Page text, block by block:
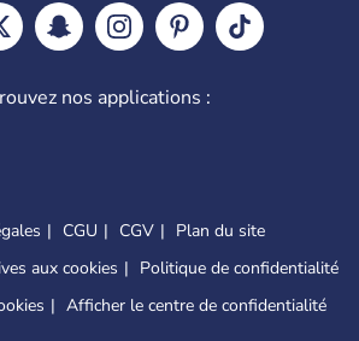
nos applications :
CGU CGV
Plan du site
aux cookies
Politique de confidentialité
Afficher le centre de confidentialité